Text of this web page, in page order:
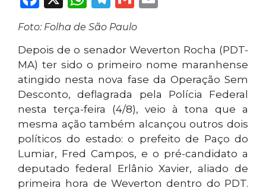
Foto: Folha de São Paulo
Depois de o senador Weverton Rocha (PDT-
MA) ter sido o primeiro nome maranhense
atingido nesta nova fase da Operação Sem
Desconto, deflagrada pela Polícia Federal
nesta terça-feira (4/8), veio à tona que a
mesma ação também alcançou outros dois
políticos do estado: o prefeito de Paço do
Lumiar, Fred Campos, e o pré-candidato a
deputado federal Erlânio Xavier, aliado de
primeira hora de Weverton dentro do PDT.